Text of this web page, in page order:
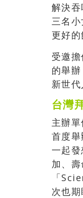
解決
三名
更好的
受邀
的舉
新世
台灣
主辦
首度
一起
加、
「
次也